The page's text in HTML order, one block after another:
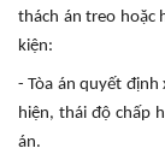
thách án treo hoặc
kiện:
- Tòa án quyết
hiện, thái độ chấp
án.